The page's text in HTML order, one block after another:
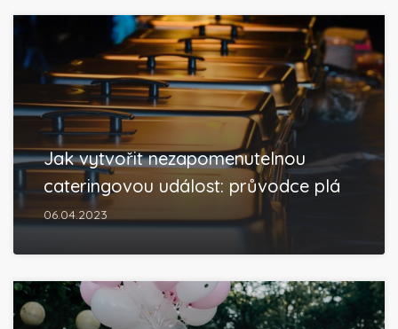
Jak vytvořit nezapomenutelnou
cateringovou událost: průvodce plá
06.04.2023